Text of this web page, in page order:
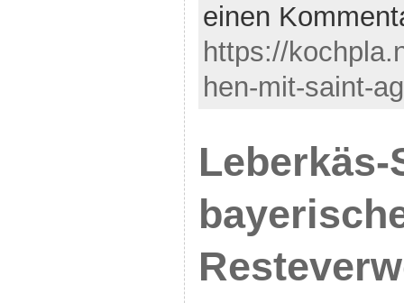
einen
https://
hen-mit-saint-
Leberkäs-